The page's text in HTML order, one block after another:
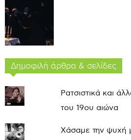
Δημοφιλή άρθρα & σελίδες
Ρατσιστικά και
του 19ου αιώνα
Χάσαμε την ψυχή